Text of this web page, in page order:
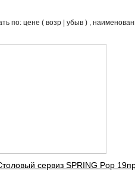
по: цене ( возр | убыв ) ,
сервиз SPRING Pop